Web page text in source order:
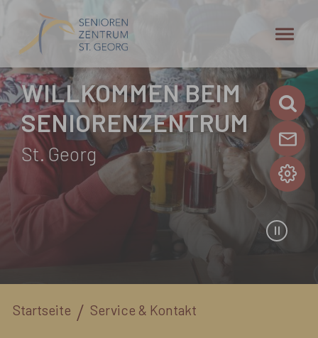
Zum Hauptinhalt springen
WILLKOMMEN BEIM
SENIORENZENTRUM
St. Georg
Startseite Service & Kontakt